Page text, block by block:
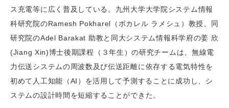
ス充電等に広く普及している。九州大学大学院システム情報
科研究院のRamesh Pokharel（ポカレル ラメシュ）教授、同
研究院のAdel Barakat 助教と同大システム情報科学府の姜 欣
(Jiang Xin)博士後期課程（３年生）の研究チームは、無線電
力伝送システムの周波数及び伝送距離に依存する電気特性を
初めて人工知能（AI）を活用して予測することに成功し、シ
ステムの設計時間を短縮することができた。